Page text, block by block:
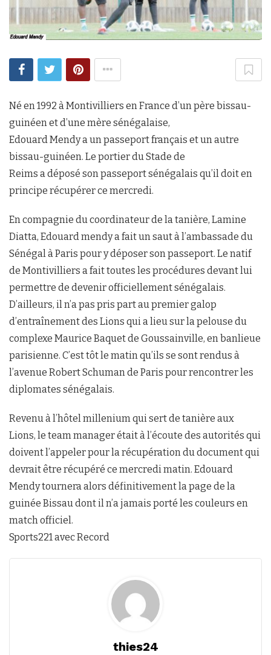
Né en 1992 à Montivilliers en France d’un père bissau-
guinéen et d’une mère sénégalaise,
Edouard Mendy a un passeport français et un autre
bissau-guinéen. Le portier du Stade de
Reims a déposé son passeport sénégalais qu’il doit en
principe récupérer ce mercredi.
En compagnie du coordinateur de la tanière, Lamine
Diatta, Edouard mendy a fait un saut à l’ambassade du
Sénégal à Paris pour y déposer son passeport. Le natif
de Montivilliers a fait toutes les procédures devant lui
permettre de devenir officiellement sénégalais.
D’ailleurs, il n’a pas pris part au premier galop
d’entraînement des Lions qui a lieu sur la pelouse du
complexe Maurice Baquet de Goussainville, en banlieue
parisienne. C’est tôt le matin qu’ils se sont rendus à
l’avenue Robert Schuman de Paris pour rencontrer les
diplomates sénégalais.
Revenu à l’hôtel millenium qui sert de tanière aux
Lions, le team manager était à l’écoute des autorités qui
doivent l’appeler pour la récupération du document qui
devrait être récupéré ce mercredi matin. Edouard
Mendy tournera alors définitivement la page de la
guinée Bissau dont il n’a jamais porté les couleurs en
match officiel.
Sports221 avec Record
thies24